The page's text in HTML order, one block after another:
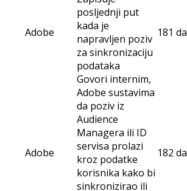
Adobe
posljednji put
kada je
napravljen poziv
za sinkronizaciju
podataka
181
Adobe
Govori internim,
Adobe sustavima
da poziv iz
Audience
Managera ili ID
servisa prolazi
kroz podatke
korisnika kako bi
sinkronizirao ili
182